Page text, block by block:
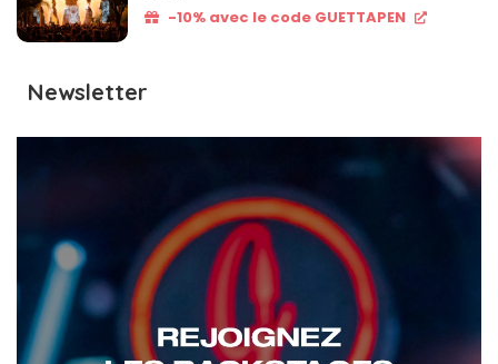
-10% avec le code GUETTAPEN
Newsletter